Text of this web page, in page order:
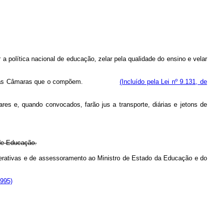
política nacional de educação, zelar pela qualidade do ensino e velar
e das Câmaras que o compõem.(Incluído pela Lei nº 9.131, de
e, quando convocados, farão jus a transporte, diárias e jetons de
Educação.
e de assessoramento ao Ministro de Estado da Educação e do